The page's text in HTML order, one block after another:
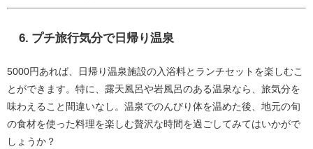
6. プチ旅行気分で日帰り温泉
5000円あれば、日帰り温泉施設の入浴料とランチセットを楽しむこ
とができます。特に、露天風呂や岩風呂のある温泉なら、旅気分を
味わえること間違いなし。温泉でのんびり体を温めた後、地元の旬
の食材を使った料理を楽しむ贅沢な時間を過ごしてみてはいかがで
しょうか？